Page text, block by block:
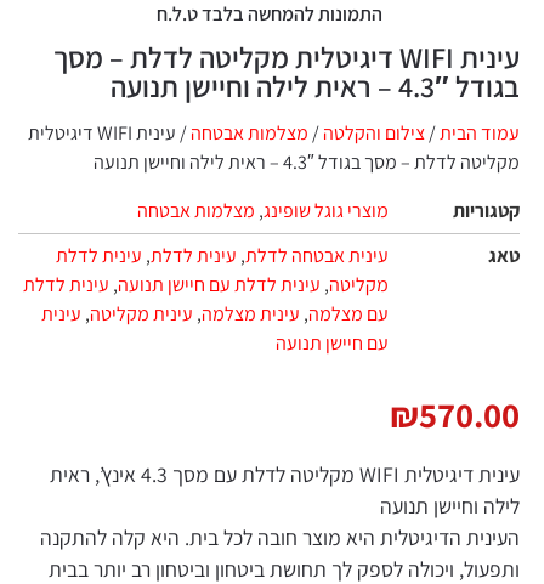
התמונות להמחשה בלבד ט.ל.ח
עינית WIFI דיגיטלית מקליטה לדלת – מסך
בגודל 4.3″ – ראית לילה וחיישן תנועה
עמוד הבית/צילום והקלטה/ מצלמות אבטחה
/ עינית WIFI דיגיטלית
מקליטה לדלת – מסך בגודל 4.3″ – ראית לילה וחיישן תנועה
קטגוריות
מוצרי גוגל שופינג, מצלמות אבטחה
טאג
עינית אבטחה לדלת, עינית לדלת, עינית לדלת
מקליטה, עינית לדלת עם חיישן תנועה, עינית לדלת
עם מצלמה, עינית מצלמה, עינית מקליטה, עינית
עם חיישן תנועה
₪570.00
עינית דיגיטלית WIFI מקליטה לדלת עם מסך 4.3 אינץ’, ראית
לילה וחיישן תנועה
העינית הדיגיטלית היא מוצר חובה לכל בית. היא קלה להתקנה
ותפעול, ויכולה לספק לך תחושת ביטחון וביטחון רב יותר בבית